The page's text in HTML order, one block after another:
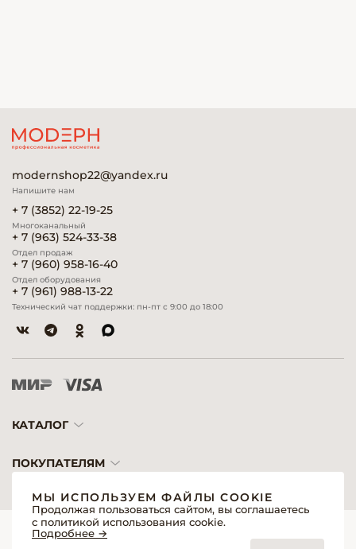
modernshop22@yandex.ru
Напишите нам
+ 7 (3852) 22-19-25
Многоканальный
+ 7 (963) 524-33-38
Отдел продаж
+ 7 (960) 958-16-40
Отдел оборудования
+ 7 (961) 988-13-22
Технический чат поддержки: пн-пт с 9:00 до 18:00
КАТАЛОГ
ПОКУПАТЕЛЯМ
© 2026 «Модерн»— Косметика и оборудование для профессионалов
Создание сайтов
МЫ ИСПОЛЬЗУЕМ ФАЙЛЫ COOKIE
Продолжая пользоваться сайтом, вы соглашаетесь
с политикой использования cookie.
Подробнее →